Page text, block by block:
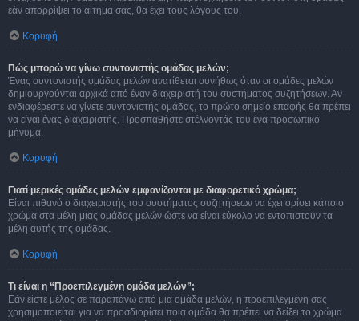
εάν απορρίψει το αίτημα σας, θα έχει τους λόγους του.
Κορυφή
Πώς μπορώ να γίνω συντονιστής ομάδας μελών;
Ένας συντονιστής ομάδας μελών ανατίθεται συνήθως όταν οι ομάδες μελών
δημιουργούνται αρχικά από έναν διαχειριστή του συστήματος συζητήσεων. Αν
ενδιαφέρεστε να γίνετε συντονιστής ομάδας, το πρώτο σημείο επαφής θα πρέπει
να είναι ένας διαχειριστής. Προσπαθήστε στέλνοντάς του ένα προσωπικό
μήνυμα.
Κορυφή
Γιατί μερικές ομάδες μελών εμφανίζονται με διαφορετικό χρώμα;
Είναι πιθανό ο διαχειριστής του συστήματος συζητήσεων να έχει ορίσει κάποιο
χρώμα στα μέλη μιας ομάδας μελών ώστε να είναι εύκολο να εντοπιστούν τα
μέλη αυτής της ομάδας.
Κορυφή
Τι είναι η “Προεπιλεγμένη ομάδα μελών”;
Εάν είστε μέλος σε παραπάνω από μια ομάδα μελών, η προεπιλεγμένη σας
χρησιμοποιείται για να προσδιορίσει ποια ομάδα θα πρέπει να δείξει το χρώμα